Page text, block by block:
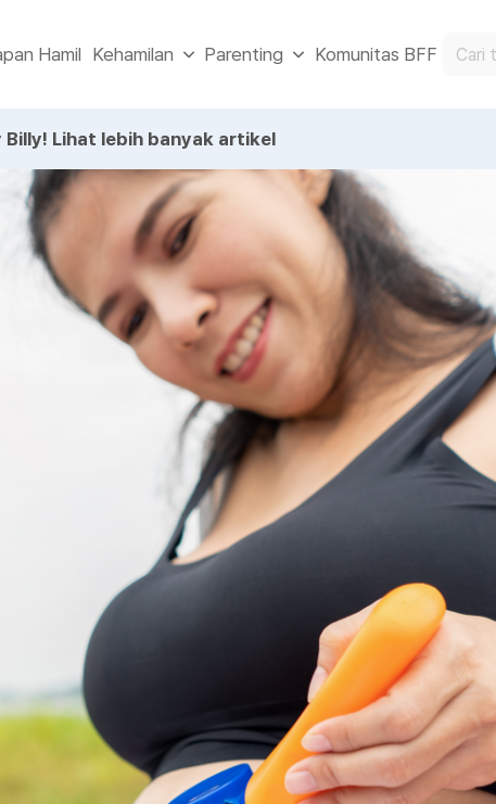
Hamil Kehamilan Parenting Komunitas BFF
Billy! Lihat lebih banyak artikel